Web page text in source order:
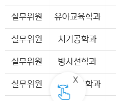
실무위원 유아교육학과
실무위원 치기공학과
실무위원 방사선학과
실무위원 물리치료학과